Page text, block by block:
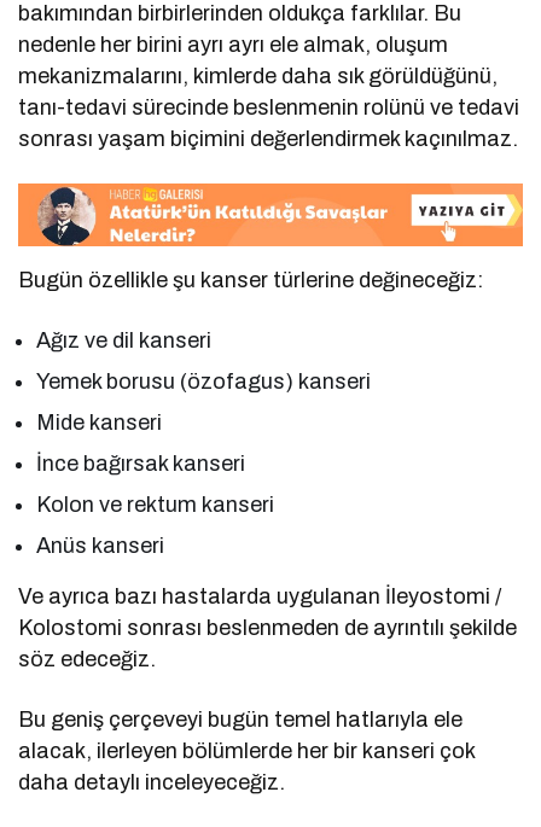
bakımından birbirlerinden oldukça farklılar. Bu
nedenle her birini ayrı ayrı ele almak, oluşum
mekanizmalarını, kimlerde daha sık görüldüğünü,
tanı-tedavi sürecinde beslenmenin rolünü ve tedavi
sonrası yaşam biçimini değerlendirmek kaçınılmaz.
Bugün özellikle şu kanser türlerine değineceğiz:
Ağız ve dil kanseri
Yemek borusu (özofagus) kanseri
Mide kanseri
İnce bağırsak kanseri
Kolon ve rektum kanseri
Anüs kanseri
Ve ayrıca bazı hastalarda uygulanan İleyostomi /
Kolostomi sonrası beslenmeden de ayrıntılı şekilde
söz edeceğiz.
Bu geniş çerçeveyi bugün temel hatlarıyla ele
alacak, ilerleyen bölümlerde her bir kanseri çok
daha detaylı inceleyeceğiz.